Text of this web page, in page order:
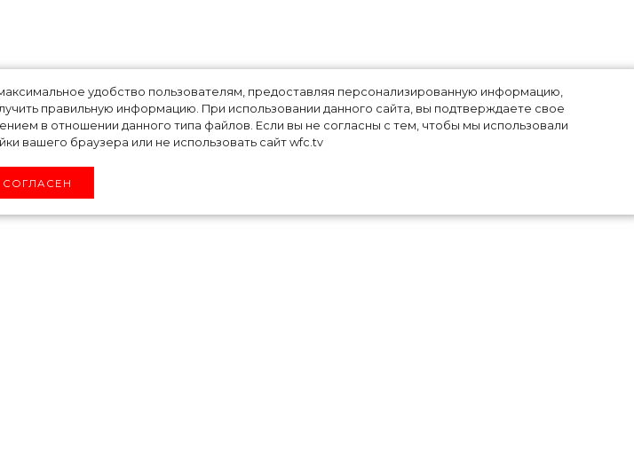
удобство пользователям, предоставляя персонализированную информацию,
правильную информацию. При использовании данного сайта, вы подтверждаете свое
в отношении данного типа файлов. Если вы не согласны с тем, чтобы мы использовали
вашего браузера или не использовать сайт wfc.tv
СОГЛАСЕН
Энн